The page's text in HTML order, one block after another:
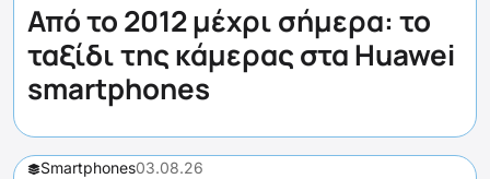
Από το 2012 μέχρι σήμερα: το
ταξίδι της κάμερας στα Huawei
smartphones
Smartphones03.08.26